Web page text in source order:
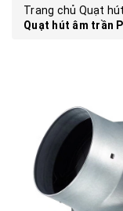
Trang chủ Quạt
Quạt hút âm trần